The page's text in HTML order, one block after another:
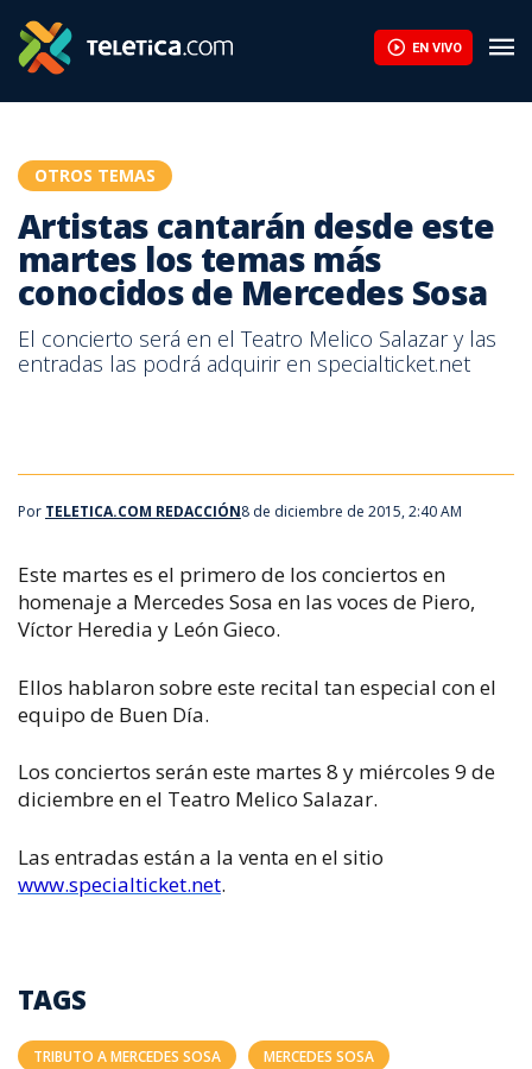
EN VIVO
OTROS TEMAS
Artistas cantarán desde este
martes los temas más
conocidos de Mercedes Sosa
El concierto será en el Teatro Melico Salazar y las
entradas las podrá adquirir en specialticket.net
Por TELETICA.COM REDACCIÓN8 de diciembre de 2015, 2:40 AM
Este martes es el primero de los conciertos en
homenaje a Mercedes Sosa en las voces de Piero,
Víctor Heredia y León Gieco.
Ellos hablaron sobre este recital tan especial con el
equipo de Buen Día.
Los conciertos serán este martes 8 y miércoles 9 de
diciembre en el Teatro Melico Salazar.
Las entradas están a la venta en el sitio
www.specialticket.net.
TAGS
TRIBUTO A MERCEDES SOSA MERCEDES SOSA